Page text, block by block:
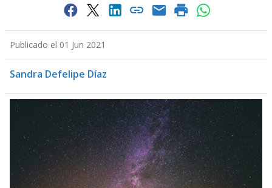
Publicado el 01 Jun 2021
Sandra Defelipe Díaz